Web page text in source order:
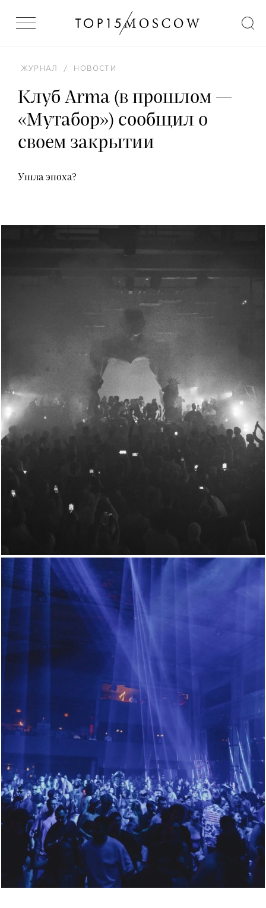
ЖУРНАЛ / НОВОСТИ
Клуб Arma (в прошлом —
«Мутабор») сообщил о
своем закрытии
Ушла эпоха?